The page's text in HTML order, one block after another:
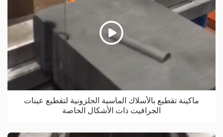
ماكينة تقطيع بالأسلاك الماسية الحلزونية لتقطيع عينات
الجرافيت ذات الأشكال الخاصة